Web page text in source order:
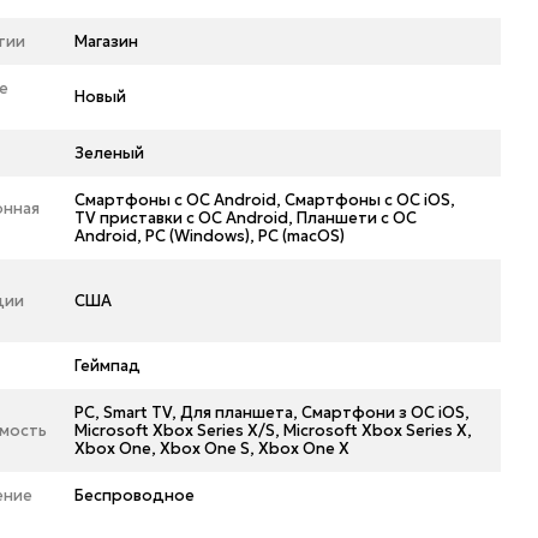
Магазин
Новый
Зеленый
Смартфоны с ОС Android, Смартфоны с ОС iOS,
TV приставки с ОС Android, Планшети с ОС
Android, PC (Windows), PC (macOS)
США
Геймпад
PC, Smart TV, Для планшета, Смартфони з ОС iOS,
Microsoft Xbox Series X/S, Microsoft Xbox Series X,
Xbox One, Xbox One S, Xbox One X
Беспроводное